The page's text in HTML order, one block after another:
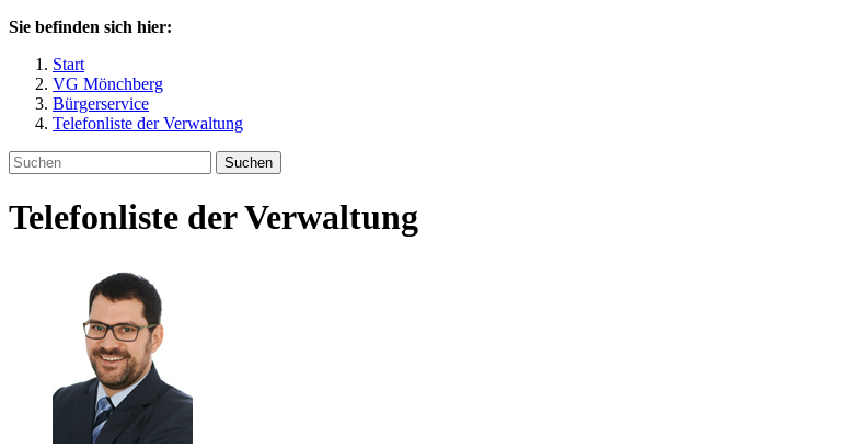
Sie befinden sich hier:
Start
VG Mönchberg
Bürgerservice
Telefonliste der Verwaltung
Suchen
Telefonliste der Verwaltung